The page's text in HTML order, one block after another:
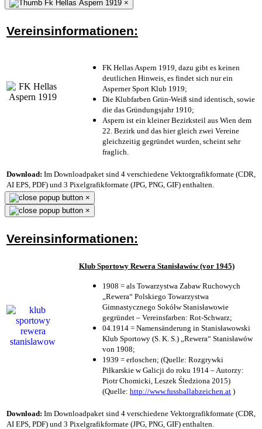
×
Vereinsinformationen:
FK Hellas Aspern 1919, dazu gibt es keinen
deutlichen Hinweis, es findet sich nur ein
Asperner Sport Klub 1919;
Die Klubfarben Grün-Weiß sind identisch, sowie
die das Gründungsjahr 1910;
Aspern ist ein kleiner Bezirksteil aus Wien dem
22. Bezirk und das hier gleich zwei Vereine
gleichzeitig gegründet wurden, scheint sehr
fraglich.
Download: Im Downloadpaket sind 4 verschiedene Vektorgrafikformate (CDR,
AI EPS, PDF) und 3 Pixelgrafikformate (JPG, PNG, GIF) enthalten.
×
×
Vereinsinformationen:
Klub Sportowy Rewera Stanisławów (vor 1945)
1908 = als Towarzystwa Zabaw Ruchowych
„Rewera“ Polskiego Towarzystwa
Gimnastycznego Sokółw Stanisławowie
gegründet – Vereinsfarben: Rot-Schwarz;
04.1914 = Namensänderung in Stanisławowski
Klub Sportowy (S. K. S.) „Rewera“ Stanisławów
von 1908;
1939 = erloschen; (Quelle: Rozgrywki
Piłkarskie w Galicji do roku 1914 – Autorzy:
Piotr Chomicki, Leszek Śledziona 2015)
(Quelle: http://www.fussballabzeichen.at )
Download: Im Downloadpaket sind 4 verschiedene Vektorgrafikformate (CDR,
AI EPS, PDF) und 3 Pixelgrafikformate (JPG, PNG, GIF) enthalten.